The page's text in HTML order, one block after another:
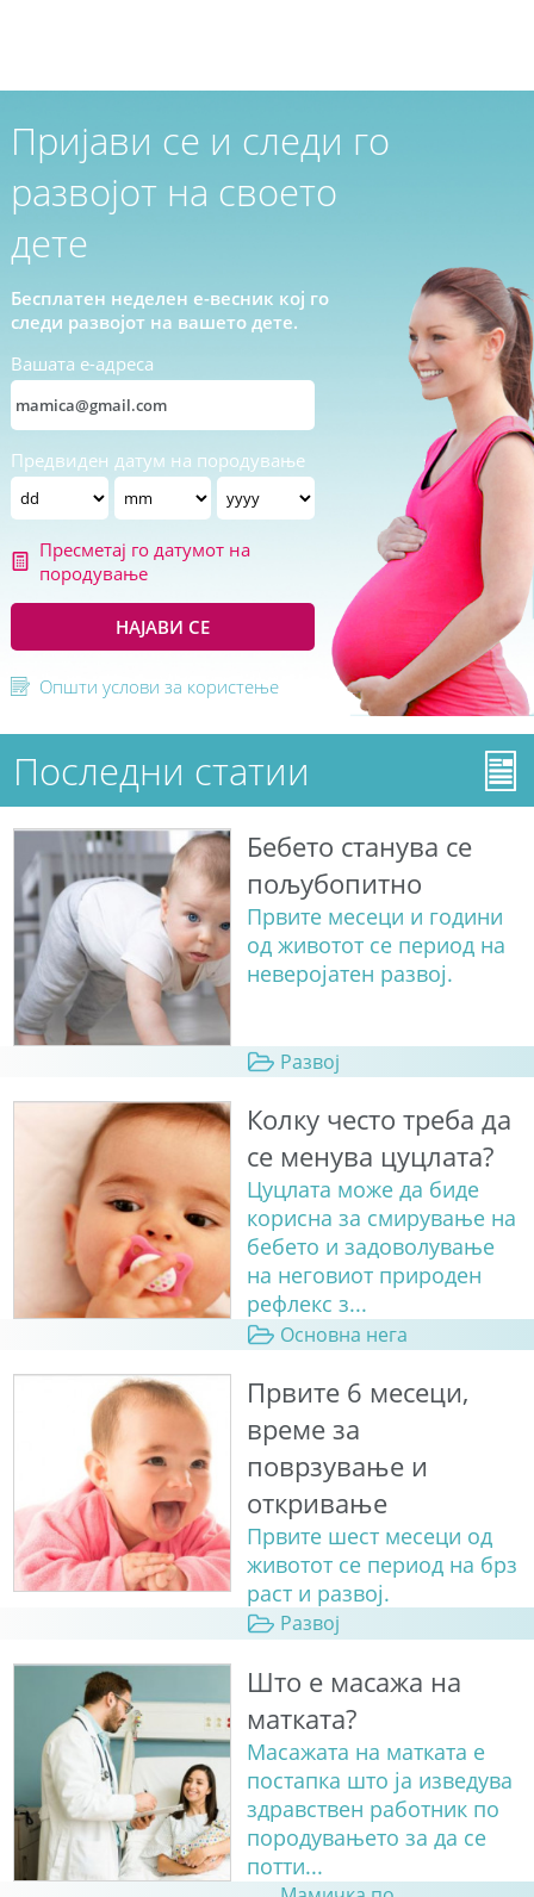
Пријави се и следи го
развојот на своето
дете
Бесплатен неделен е-весник кој го
следи развојот на вашето дете.
Вашата е-адреса
Предвиден датум на породување
Пресметај го датумот на
породување
НАЈАВИ СЕ
Општи услови за користење
Последни статии
Бебето станува сe
пољубопитно
Првите месеци и години
од животот се период на
неверојатен развој.
Развој
Колку често треба да
се менува цуцлата?
Цуцлата може да биде
корисна за смирување на
бебето и задоволување
на неговиот природен
рефлекс з...
Основна нега
Првите 6 месеци,
време за
поврзување и
откривање
Првите шест месеци од
животот се период на брз
раст и развој.
Развој
Што е масажа на
матката?
Масажата на матката е
постапка што ја изведува
здравствен работник по
породувањето за да се
потти...